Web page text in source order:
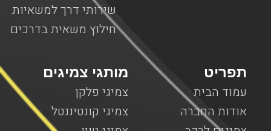
שירותי דרך למשאיות
חילוץ משאית בדרכים
מותגי צמיגים
צמיגי פלקן
צמיגי קונטיננטל
תפריט
עמוד הבית
אודות החברה